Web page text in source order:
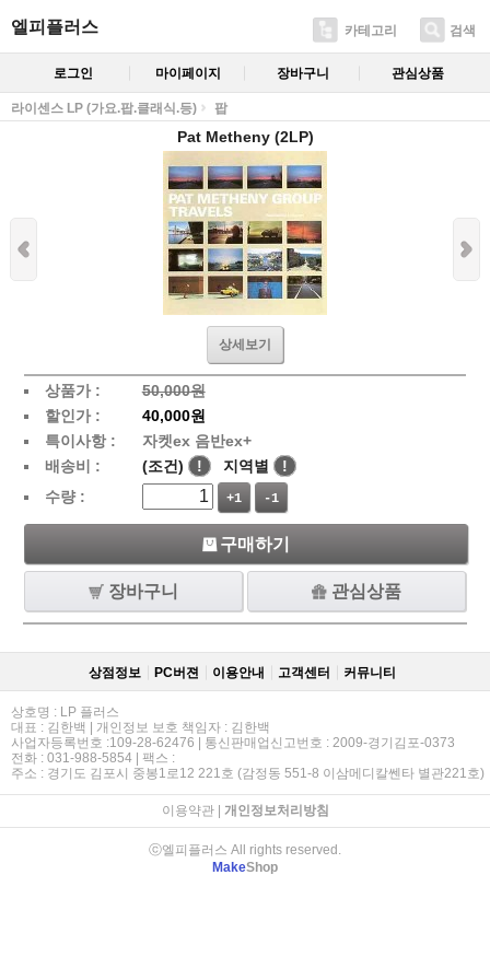
엘피플러스 카테고리 검색
로그인 마이페이지 장바구니 관심상품
라이센스 LP (가요.팝.클래식.등) 팝
Pat Metheny (2LP)
상세보기
상품가 :
50,000원
할인가 :
40,000원
특이사항 :
자켓ex 음반ex+
배송비 :
(조건) ! 지역별
!
수량 :
+1 -1
구매하기
장바구니 관심상품
상점정보 PC버젼 이용안내 고객센터 커뮤니티
상호명 : LP 플러스
대표 : 김한백 | 개인정보 보호 책임자 : 김한백
사업자등록번호 :109-28-62476 | 통신판매업신고번호 : 2009-경기김포-0373
전화 : 031-988-5854 | 팩스 :
주소 : 경기도 김포시 중봉1로12 221호 (감정동 551-8 이삼메디칼쎈타 별관221호)
이용약관| 개인정보처리방침
ⓒ엘피플러스 All rights reserved.
MakeShop